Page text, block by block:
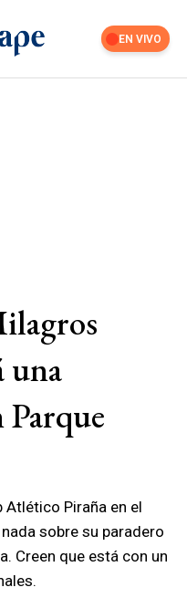
EN VIVO
una
Piraña en el
sobre su paradero
Creen que está con un